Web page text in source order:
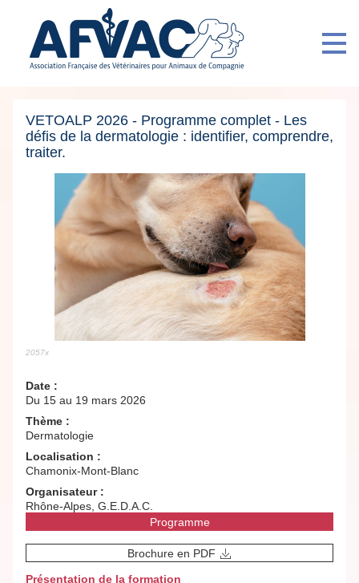
VETOALP 2026 - Programme complet - Les
défis de la dermatologie : identifier, comprendre,
traiter.
2057x
Date :
Du 15 au 19 mars 2026
Thème :
Dermatologie
Localisation :
Chamonix-Mont-Blanc
Organisateur :
Rhône-Alpes, G.E.D.A.C.
Programme
Brochure en PDF
Présentation de la formation